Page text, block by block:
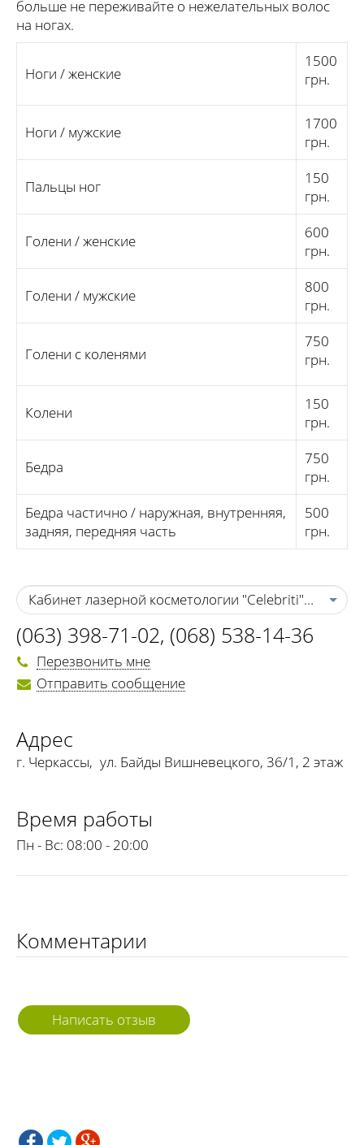
больше не переживайте о нежелательных волос
на ногах.
Ноги / женские
1500
грн.
Ноги / мужские
1700
грн.
Пальцы ног
150
грн.
Голени / женские
600
грн.
Голени / мужские
800
грн.
Голени с коленями
750
грн.
Колени
150
грн.
Бедра
750
грн.
Бедра частично / наружная, внутренняя,
задняя, передняя часть
500
грн.
Кабинет лазерной косметологии "Celebriti" г.
(063) 398-71-02, (068) 538-14-36
Перезвонить мне
Отправить сообщение
Адрес
г. Черкассы, ул. Байды Вишневецкого, 36/1, 2 этаж
Время работы
Пн - Вс: 08:00 - 20:00
Комментарии
Написать отзыв